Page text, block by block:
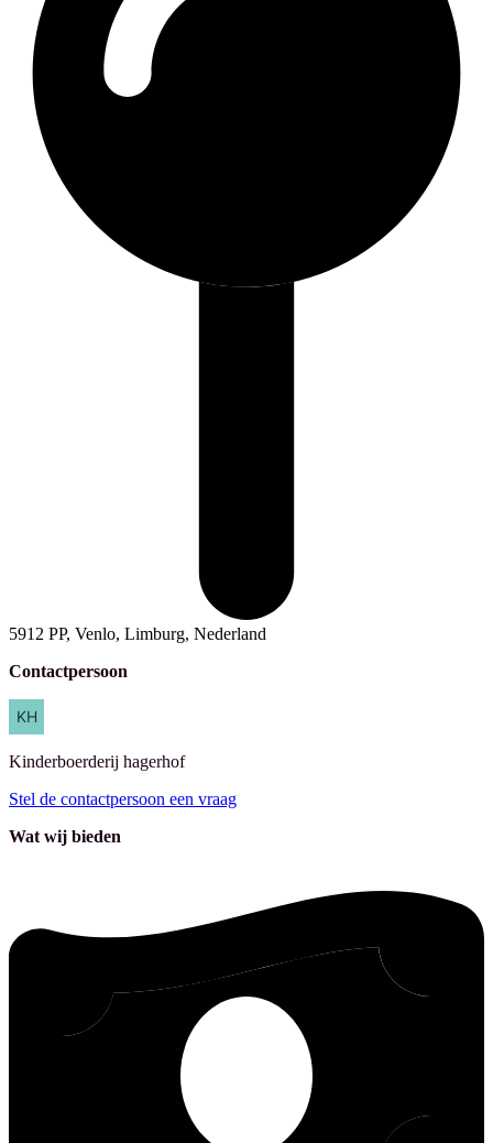
5912 PP, Venlo, Limburg, Nederland
Contactpersoon
Kinderboerderij hagerhof
Stel de contactpersoon een vraag
Wat wij bieden